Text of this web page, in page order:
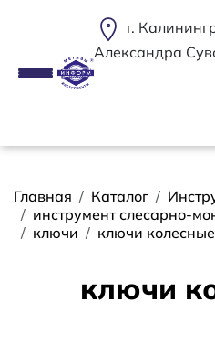
г.
Александра
Строка
Главная Каталог
инструмент слесарно-
ключи
ключи колесные
ключи